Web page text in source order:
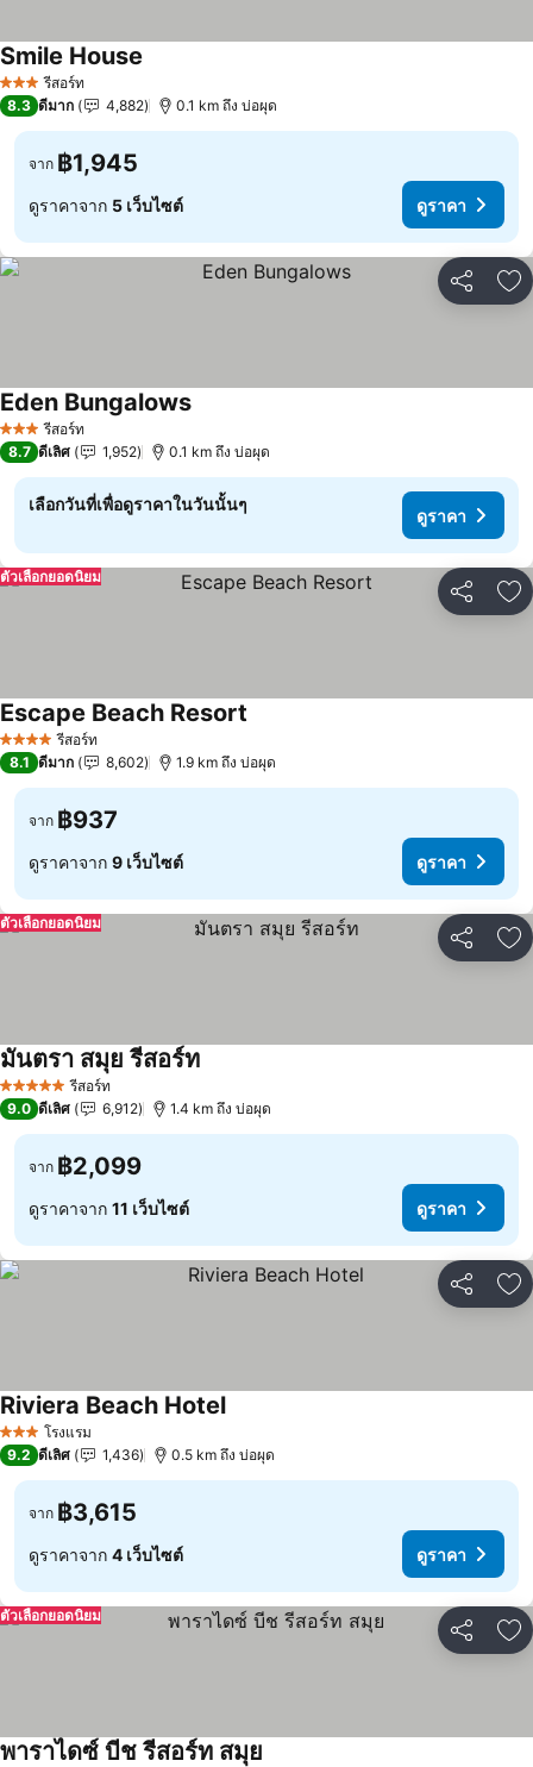
3 ดาว รีสอร์ท
Smile House
8.3 ดีมาก 4,882 0.1 km ถึง บ่อผุด
จาก ฿1,945
ดูราคาจาก 5 เว็บไซต์ ดูราคา
แชร์ เ
3 ดาว รีสอร์ท
Eden Bungalowsดูราคา
8.7 ดีเลิศ 1,952 0.1 km ถึง บ่อผุด
เลือกวันที่เพื่อดูราคาในวันนั้นๆ
ดูราคา
แชร์ เ
ตัวเลือกยอดนิยม
4 ดาว รีสอร์ท
Escape Beach Resort
8.1 ดีมาก 8,602 1.9 km ถึง บ่อผุด
จาก ฿937
ดูราคาจาก 9 เว็บไซต์ ดูราคา
แชร์ เ
ตัวเลือกยอดนิยม
5 ดาว รีสอร์ท
มันตรา สมุย รีสอร์ทดูราคา
9.0 ดีเลิศ 6,912 1.4 km ถึง บ่อผุด
จาก ฿2,099
ดูราคาจาก 11 เว็บไซต์ ดูราคา
แชร์ เ
3 ดาว โรงแรม
Riviera Beach Hotelดูราคา
9.2 ดีเลิศ 1,436 0.5 km ถึง บ่อผุด
จาก ฿3,615
ดูราคาจาก 4 เว็บไซต์ ดูราคา
แชร์ เ
ตัวเลือกยอดนิยม
พาราไดซ์ บีช รีสอร์ท สมุย